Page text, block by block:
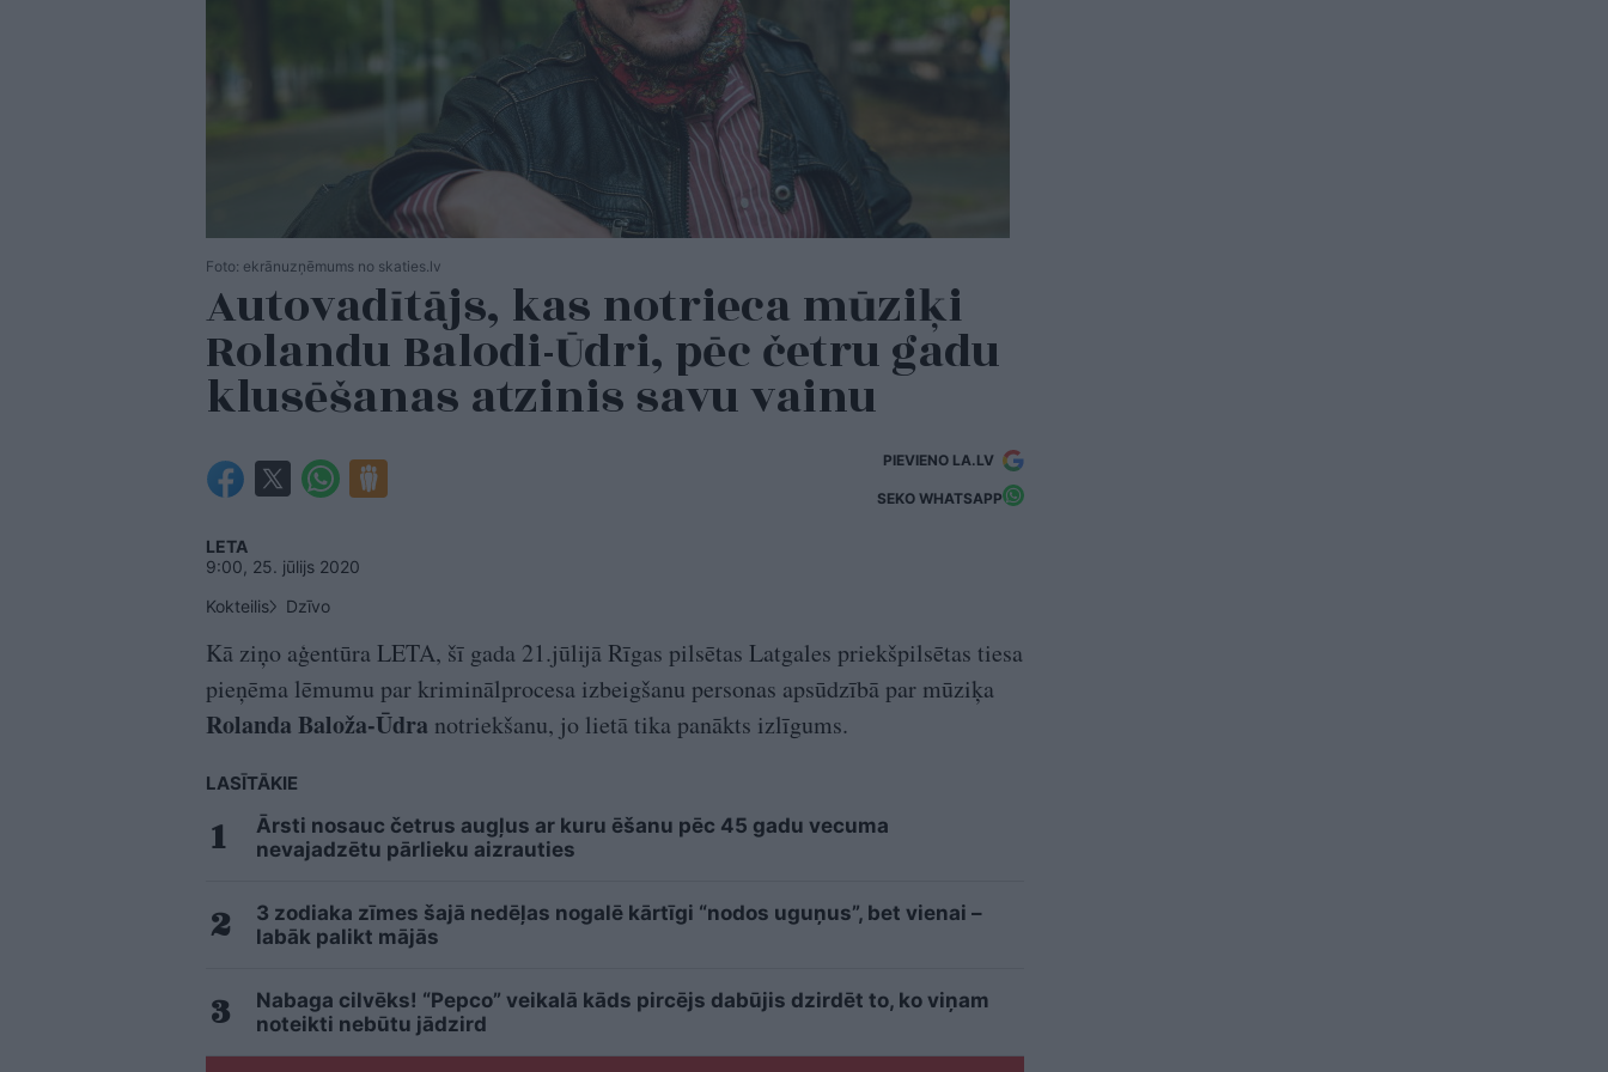
Foto: ekrānuzņēmums no skaties.lv
Autovadītājs, kas notrieca mūziķi
Rolandu Balodi-Ūdri, pēc četru gadu
klusēšanas atzinis savu vainu
PIEVIENO LA.LV
SEKO WHATSAPP
LETA
9:00, 25. jūlijs 2020
Kokteilis
Dzīvo
Kā ziņo aģentūra LETA, šī gada 21.jūlijā Rīgas pilsētas Latgales priekšpilsētas tiesa
pieņēma lēmumu par kriminālprocesa izbeigšanu personas apsūdzībā par mūziķa
Rolanda Baloža-Ūdra notriekšanu, jo lietā tika panākts izlīgums.
LASĪTĀKIE
Ārsti nosauc četrus augļus ar kuru ēšanu pēc 45 gadu vecuma
nevajadzētu pārlieku aizrauties
3 zodiaka zīmes šajā nedēļas nogalē kārtīgi “nodos uguņus”, bet vienai –
labāk palikt mājās
Nabaga cilvēks! “Pepco” veikalā kāds pircējs dabūjis dzirdēt to, ko viņam
noteikti nebūtu jādzird